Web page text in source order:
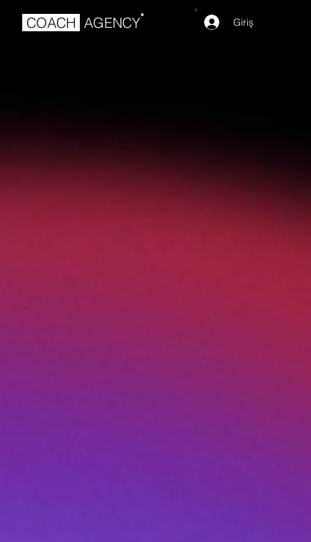
COACH AGENCY®
Giriş